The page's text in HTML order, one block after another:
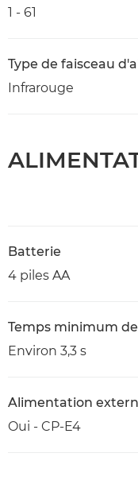
1 - 61
Type de faisceau
Infrarouge
Batterie
4 piles AA
Temps minimum
Environ 3,3 s
Alimentation
Oui - CP-E4